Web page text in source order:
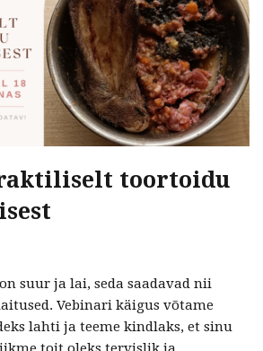
toortoidu
suur ja lai, seda saadavad nii
Vebinari käigus võtame
lahti ja teeme kindlaks, et sinu